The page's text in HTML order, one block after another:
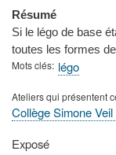
Résumé
Si le légo de base
toutes les formes
Mots clés légo
Ateliers qui présentent
Collège Simone
Type
Exposé